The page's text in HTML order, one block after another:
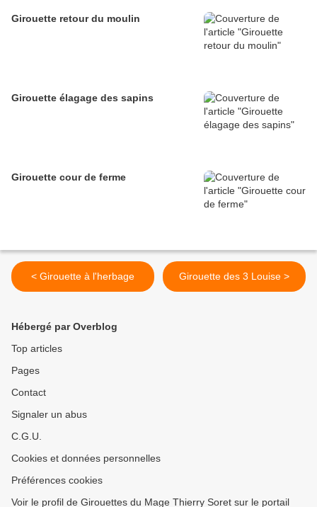
Girouette retour du moulin
Girouette élagage des sapins
Girouette cour de ferme
< Girouette à l'herbage Girouette des 3 Louise >
Hébergé par Overblog
Top articles
Pages
Contact
Signaler un abus
C.G.U.
Cookies et données personnelles
Préférences cookies
Voir le profil de Girouettes du Mage Thierry Soret sur le portail